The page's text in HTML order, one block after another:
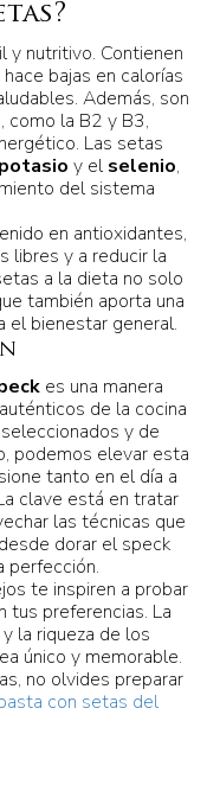
y nutritivo. Contienen
bajas en calorías
Además, son
, como la B2 y B3,
Las setas
potasio y el selenio,
del sistema
en antioxidantes,
libres y a reducir la
a la dieta no solo
también aporta una
el bienestar general.
es una manera
de la cocina
y de
podemos elevar esta
tanto en el día a
clave está en tratar
las técnicas que
dorar el speck
perfección.
te inspiren a probar
tus preferencias. La
la riqueza de los
único y memorable.
no olvides preparar
con setas del